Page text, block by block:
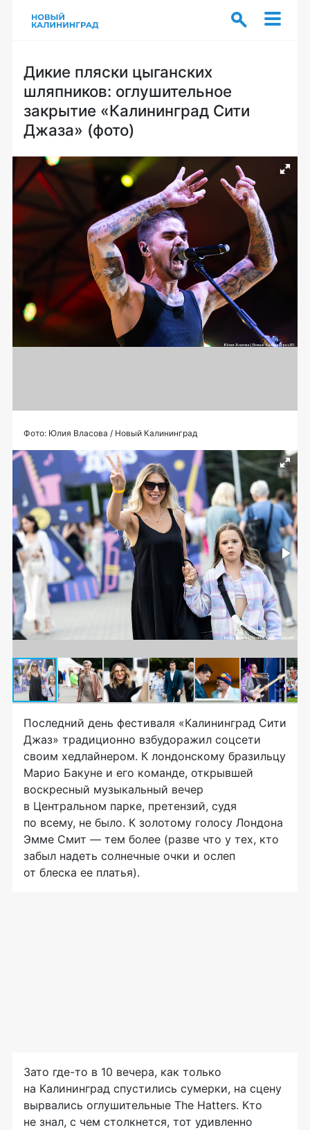
Дикие пляски цыганских
шляпников: оглушительное
закрытие «Калининград Сити
Джаза» (фото)
Фото: Юлия Власова / Новый Калининград
Последний день фестиваля «Калининград Сити
Джаз» традиционно взбудоражил соцсети
своим хедлайнером. К лондонскому бразильцу
Марио Бакуне и его команде, открывшей
воскресный музыкальный вечер
в Центральном парке, претензий, судя
по всему, не было. К золотому голосу Лондона
Эмме Смит — тем более (разве что у тех, кто
забыл надеть солнечные очки и ослеп
от блеска ее платья).
Зато где-то в 10 вечера, как только
на Калининград спустились сумерки, на сцену
вырвались оглушительные The Hatters. Кто
не знал, с чем столкнется, тот удивленно